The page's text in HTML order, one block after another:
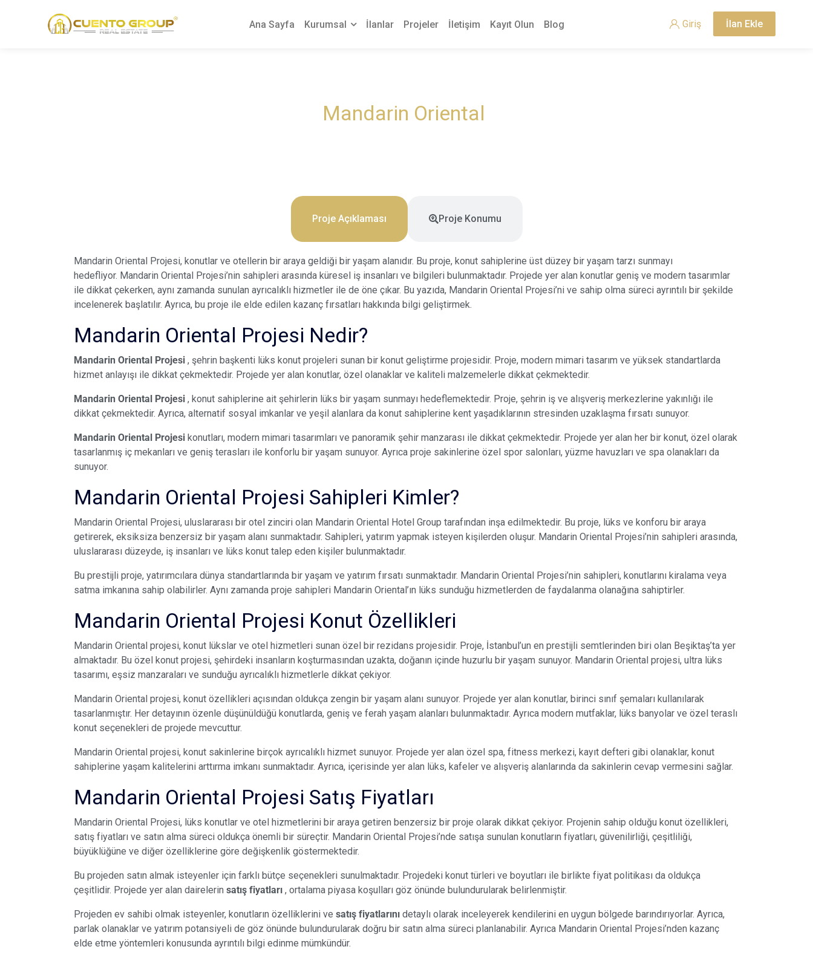
Ana Sayfa Kurumsal İlanlar Projeler İletişim Kayıt Olun Blog Giriş İlan Ekle
Mandarin Oriental
Proje Açıklaması Proje Konumu
Mandarin Oriental Projesi, konutlar ve otellerin bir araya geldiği bir yaşam alanıdır. Bu proje, konut sahiplerine üst düzey bir yaşam tarzı sunmayı
hedefliyor. Mandarin Oriental Projesi’nin sahipleri arasında küresel iş insanları ve bilgileri bulunmaktadır. Projede yer alan konutlar geniş ve modern tasarımlar
ile dikkat çekerken, aynı zamanda sunulan ayrıcalıklı hizmetler ile de öne çıkar. Bu yazıda, Mandarin Oriental Projesi’ni ve sahip olma süreci ayrıntılı bir şekilde
incelenerek başlatılır. Ayrıca, bu proje ile elde edilen kazanç fırsatları hakkında bilgi geliştirmek.
Mandarin Oriental Projesi Nedir?
Mandarin Oriental Projesi , şehrin başkenti lüks konut projeleri sunan bir konut geliştirme projesidir. Proje, modern mimari tasarım ve yüksek standartlarda
hizmet anlayışı ile dikkat çekmektedir. Projede yer alan konutlar, özel olanaklar ve kaliteli malzemelerle dikkat çekmektedir.
Mandarin Oriental Projesi , konut sahiplerine ait şehirlerin lüks bir yaşam sunmayı hedeflemektedir. Proje, şehrin iş ve alışveriş merkezlerine yakınlığı ile
dikkat çekmektedir. Ayrıca, alternatif sosyal imkanlar ve yeşil alanlara da konut sahiplerine kent yaşadıklarının stresinden uzaklaşma fırsatı sunuyor.
Mandarin Oriental Projesi konutları, modern mimari tasarımları ve panoramik şehir manzarası ile dikkat çekmektedir. Projede yer alan her bir konut, özel olarak
tasarlanmış iç mekanları ve geniş terasları ile konforlu bir yaşam sunuyor. Ayrıca proje sakinlerine özel spor salonları, yüzme havuzları ve spa olanakları da
sunuyor.
Mandarin Oriental Projesi Sahipleri Kimler?
Mandarin Oriental Projesi, uluslararası bir otel zinciri olan Mandarin Oriental Hotel Group tarafından inşa edilmektedir. Bu proje, lüks ve konforu bir araya
getirerek, eksiksiza benzersiz bir yaşam alanı sunmaktadır. Sahipleri, yatırım yapmak isteyen kişilerden oluşur. Mandarin Oriental Projesi’nin sahipleri arasında,
uluslararası düzeyde, iş insanları ve lüks konut talep eden kişiler bulunmaktadır.
Bu prestijli proje, yatırımcılara dünya standartlarında bir yaşam ve yatırım fırsatı sunmaktadır. Mandarin Oriental Projesi’nin sahipleri, konutlarını kiralama veya
satma imkanına sahip olabilirler. Aynı zamanda proje sahipleri Mandarin Oriental’ın lüks sunduğu hizmetlerden de faydalanma olanağına sahiptirler.
Mandarin Oriental Projesi Konut Özellikleri
Mandarin Oriental projesi, konut lükslar ve otel hizmetleri sunan özel bir rezidans projesidir. Proje, İstanbul’un en prestijli semtlerinden biri olan Beşiktaş’ta yer
almaktadır. Bu özel konut projesi, şehirdeki insanların koşturmasından uzakta, doğanın içinde huzurlu bir yaşam sunuyor. Mandarin Oriental projesi, ultra lüks
tasarımı, eşsiz manzaraları ve sunduğu ayrıcalıklı hizmetlerle dikkat çekiyor.
Mandarin Oriental projesi, konut özellikleri açısından oldukça zengin bir yaşam alanı sunuyor. Projede yer alan konutlar, birinci sınıf şemaları kullanılarak
tasarlanmıştır. Her detayının özenle düşünüldüğü konutlarda, geniş ve ferah yaşam alanları bulunmaktadır. Ayrıca modern mutfaklar, lüks banyolar ve özel teraslı
konut seçenekleri de projede mevcuttur.
Mandarin Oriental projesi, konut sakinlerine birçok ayrıcalıklı hizmet sunuyor. Projede yer alan özel spa, fitness merkezi, kayıt defteri gibi olanaklar, konut
sahiplerine yaşam kalitelerini arttırma imkanı sunmaktadır. Ayrıca, içerisinde yer alan lüks, kafeler ve alışveriş alanlarında da sakinlerin cevap vermesini sağlar.
Mandarin Oriental Projesi Satış Fiyatları
Mandarin Oriental Projesi, lüks konutlar ve otel hizmetlerini bir araya getiren benzersiz bir proje olarak dikkat çekiyor. Projenin sahip olduğu konut özellikleri,
satış fiyatları ve satın alma süreci oldukça önemli bir süreçtir. Mandarin Oriental Projesi’nde satışa sunulan konutların fiyatları, güvenilirliği, çeşitliliği,
büyüklüğüne ve diğer özelliklerine göre değişkenlik göstermektedir.
Bu projeden satın almak isteyenler için farklı bütçe seçenekleri sunulmaktadır. Projedeki konut türleri ve boyutları ile birlikte fiyat politikası da oldukça
çeşitlidir. Projede yer alan dairelerin satış fiyatları , ortalama piyasa koşulları göz önünde bulundurularak belirlenmiştir.
Projeden ev sahibi olmak isteyenler, konutların özelliklerini ve satış fiyatlarını detaylı olarak inceleyerek kendilerini en uygun bölgede barındırıyorlar. Ayrıca,
parlak olanaklar ve yatırım potansiyeli de göz önünde bulundurularak doğru bir satın alma süreci planlanabilir. Ayrıca Mandarin Oriental Projesi’nden kazanç
elde etme yöntemleri konusunda ayrıntılı bilgi edinme mümkündür.